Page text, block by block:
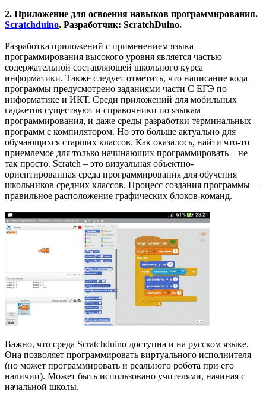
2. Приложение для освоения навыков программирования.
Scratchduino. Разработчик: ScratchDuino.
Разработка приложений с применением языка
программирования высокого уровня является частью
содержательной составляющей школьного курса
информатики. Также следует отметить, что написание кода
программы предусмотрено заданиями части С ЕГЭ по
информатике и ИКТ. Среди приложений для мобильных
гаджетов существуют и справочники по языкам
программирования, и даже среды разработки терминальных
программ с компилятором. Но это больше актуально для
обучающихся старших классов. Как оказалось, найти что-то
приемлемое для только начинающих программировать – не
так просто. Scratch – это визуальная объектно-
ориентированная среда программирования для обучения
школьников средних классов. Процесс создания программы –
правильное расположение графических блоков-команд.
Важно, что среда Scratchduino доступна и на русском языке.
Она позволяет программировать виртуального исполнителя
(но может программировать и реального робота при его
наличии). Может быть использовано учителями, начиная с
начальной школы.